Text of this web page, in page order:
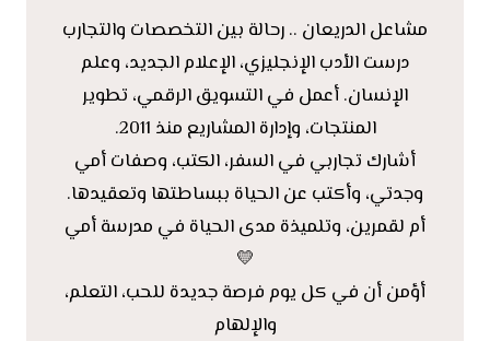
مشاعل الدريعان .. رحالة بين التخصصات والتجارب
درست الأدب الإنجليزي، الإعلام الجديد، وعلم
الإنسان. أعمل في التسويق الرقمي، تطوير
المنتجات، وإدارة المشاريع منذ 2011.
أشارك تجاربي في السفر، الكتب، وصفات أمي
وجدتي، وأكتب عن الحياة ببساطتها وتعقيدها.
أم لقمرين، وتلميذة مدى الحياة في مدرسة أمي
💛
أؤمن أن في كل يوم فرصة جديدة للحب، التعلم،
والإلهام